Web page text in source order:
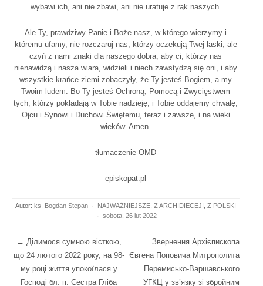
wybawi ich, ani nie zbawi, ani nie uratuje z rąk naszych.
Ale Ty, prawdziwy Panie i Boże nasz, w którego wierzymy i
któremu ufamy, nie rozczaruj nas, którzy oczekują Twej łaski, ale
czyń z nami znaki dla naszego dobra, aby ci, którzy nas
nienawidzą i nasza wiara, widzieli i niech zawstydzą się oni, i aby
wszystkie krańce ziemi zobaczyły, że Ty jesteś Bogiem, a my
Twoim ludem. Bo Ty jesteś Ochroną, Pomocą i Zwycięstwem
tych, którzy pokładają w Tobie nadzieję, i Tobie oddajemy chwałę,
Ojcu i Synowi i Duchowi Świętemu, teraz i zawsze, i na wieki
wieków. Amen.
tłumaczenie OMD
episkopat.pl
Autor: ks. Bogdan Stepan · NAJWAŻNIEJSZE Z ARCHIDIECEJI Z POLSKI
· sobota, 26 lut 2022
Post navigation
← Ділимося сумною вісткою,
що 24 лютого 2022 року, на 98-
му році життя упокоїлася у
Господі бл. п. Сестра Гліба
Звернення Архієпископа
Євгена Поповича Митрополита
Перемисько-Варшавського
УГКЦ у зв’язку зі збройним